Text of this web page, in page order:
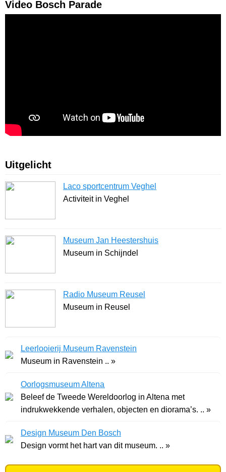
Video Bosch Parade
Uitgelicht
Laco sportcentrum Veghel
Activiteit in Veghel
Museum Jan Heestershuis
Museum in Schijndel
Radio Museum Reusel
Museum in Reusel
Leerlooierij Museum Ravenstein
Museum in Ravenstein .. »
Oorlogsmuseum Altena
Beleef de Tweede Wereldoorlog in Altena met
indrukwekkende verhalen, objecten en diorama’s. .. »
Design Museum Den Bosch
Design vormt het hart van dit museum. .. »